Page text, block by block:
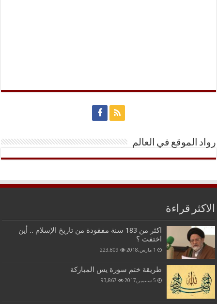
رواد الموقع في العالم
الاكثر قراءة
اكثر من 183 سنة مفقودة من تاريخ الإسلام .. أين
اختفت ؟
1 مارس,2018 223,809
طريقة ختم سورة يس المباركة
5 سبتمبر,2017 93,867